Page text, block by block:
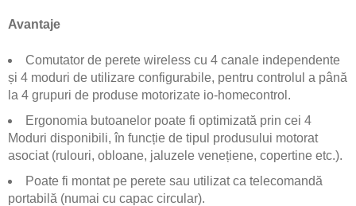
Avantaje
Comutator de perete wireless cu 4 canale independente
și 4 moduri de utilizare configurabile, pentru controlul a până
la 4 grupuri de produse motorizate io-homecontrol.
Ergonomia butoanelor poate fi optimizată prin cei 4
Moduri disponibili, în funcție de tipul produsului motorat
asociat (rulouri, obloane, jaluzele venețiene, copertine etc.).
Poate fi montat pe perete sau utilizat ca telecomandă
portabilă (numai cu capac circular).